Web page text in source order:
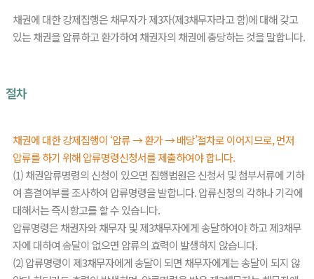
채권에 대한 강제집행은 채무자가 제3자(제3채무자라고 함)에 대해 갖고
있는 채권을 압류하고 환가하여 채권자의 채권에 충당하는 것을 말합니다.
절차
채권에 대한 강제집행이 ‘압류 → 환가 → 배당’절차로 이어지므로, 먼저
압류를 하기 위해 압류명령신청서를 제출하여야 합니다.
(1) 채권압류명령의 신청이 있으면 집행법원은 신청서 및 첨부서류에 기하
여 흠결여부를 조사하여 압류명령을 발합니다. 압류신청의 각하나 기각에
대해서는 즉시항고를 할 수 있습니다.
압류명령은 채권자와 채무자 및 제3채무자에게 송달하여야 하고 제3채무
자에 대하여 송달이 없으면 압류의 효력이 발생하지 않습니다.
(2) 압류명령이 제3채무자에게 송달이 되면 채무자에게는 송달이 되지 않